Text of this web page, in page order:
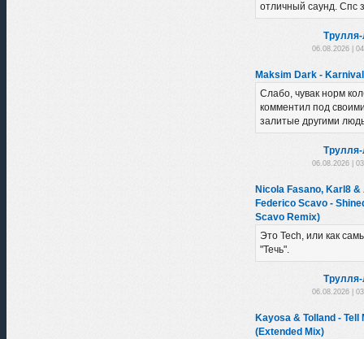
отличный саунд. Спс
06.08.2026 |
Maksim Dark - Karnival
Слабо, чувак норм
комментил под
залитые другими
06.08.2026 |
Nicola Fasano, Karl8
Federico Scavo -
Scavo Remix)
Это Tech, или как
"Течь".
06.08.2026 |
Kayosa & Tolland - Tell
(Extended Mix)